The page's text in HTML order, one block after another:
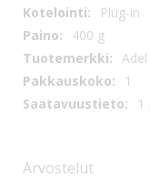
Plug-in
400 g
Adel
1
1
Arvostelut